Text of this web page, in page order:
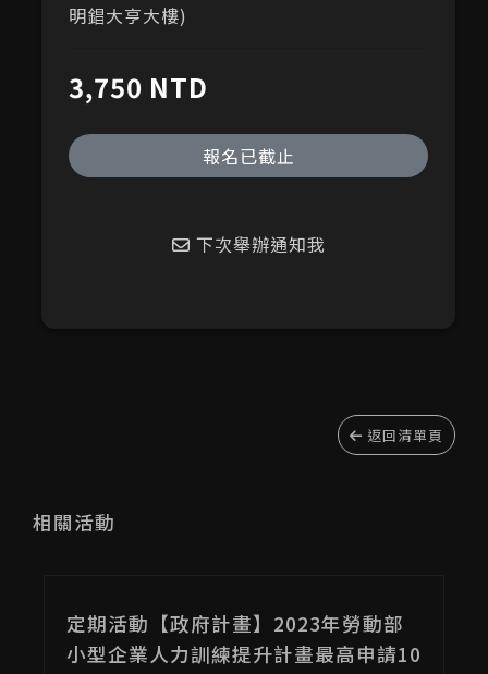
明錩大亨大樓)
3,750 NTD
報名已截止
下次舉辦通知我
返回清單頁
相關活動
02/11(六)
定期活動【政府計畫】2023年勞動部
小型企業人力訓練提升計畫最高申請10